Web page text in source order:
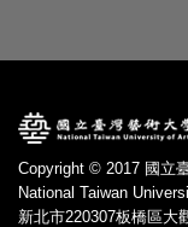
Copyright © 2017 國立
National Taiwan
新北市220307板橋區大